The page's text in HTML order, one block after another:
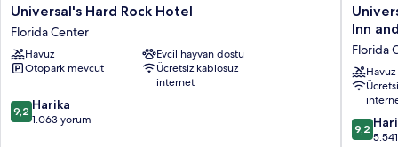
Universal's
Hard
Rock
Hotel
Florida
Universal's Hard Rock Hotel
Florida Center
Havuz
Evcil hayvan dostu
Otopark mevcut
Ücretsiz kablosuz
internet
10
üzerinden
9,2 Harika
1.063 yorum
Endless
Resort
-
Inn
and
Suites
Inn
Florida
Havuz
10
9,2